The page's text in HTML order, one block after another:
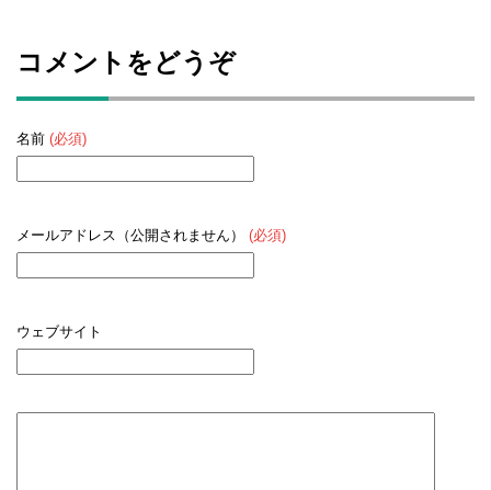
コメントをどうぞ
名前 (必須)
メールアドレス（公開されません） (必須)
ウェブサイト